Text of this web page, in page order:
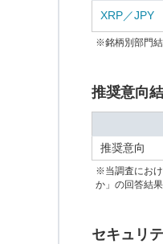
XRP／JPY
※銘柄別部門結
推奨意向
推奨意向
※当調査にお
か」の回答結
セキュリ